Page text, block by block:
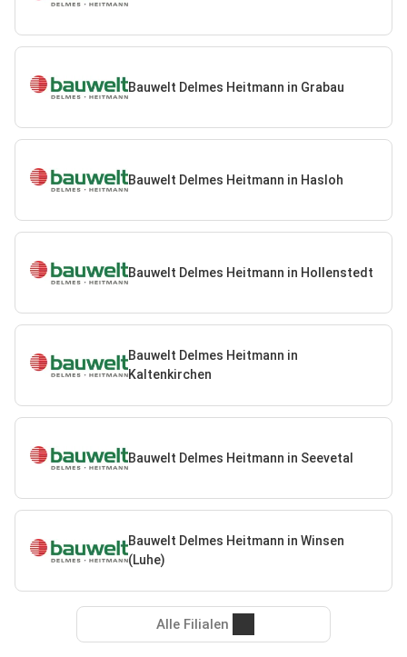
Bauwelt Delmes Heitmann in Grabau
Bauwelt Delmes Heitmann in Hasloh
Bauwelt Delmes Heitmann in Hollenstedt
Bauwelt Delmes Heitmann in
Kaltenkirchen
Bauwelt Delmes Heitmann in Seevetal
Bauwelt Delmes Heitmann in Winsen
(Luhe)
Alle Filialen